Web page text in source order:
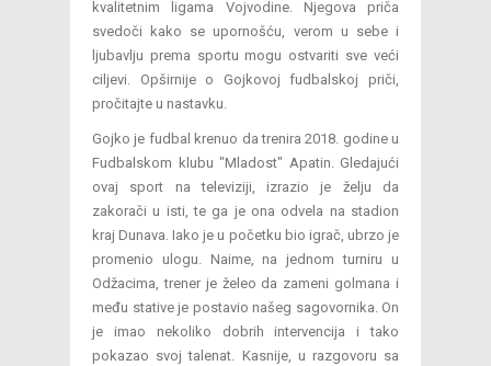
kvalitetnim ligama Vojvodine. Njegova priča
svedoči kako se upornošću, verom u sebe i
ljubavlju prema sportu mogu ostvariti sve veći
ciljevi. Opširnije o Gojkovoj fudbalskoj priči,
pročitajte u nastavku.
Gojko je fudbal krenuo da trenira 2018. godine u
Fudbalskom klubu "Mladost" Apatin. Gledajući
ovaj sport na televiziji, izrazio je želju da
zakorači u isti, te ga je ona odvela na stadion
kraj Dunava. Iako je u početku bio igrač, ubrzo je
promenio ulogu. Naime, na jednom turniru u
Odžacima, trener je želeo da zameni golmana i
među stative je postavio našeg sagovornika. On
je imao nekoliko dobrih intervencija i tako
pokazao svoj talenat. Kasnije, u razgovoru sa